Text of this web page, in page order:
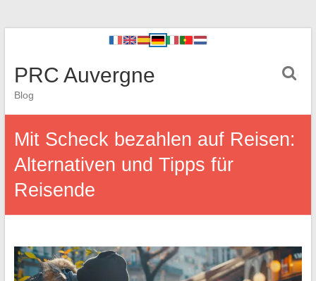
PRC Auvergne
Blog
Mit Scheck bezahlen auf Reisen:
Alternativen und Tipps für
Reisende